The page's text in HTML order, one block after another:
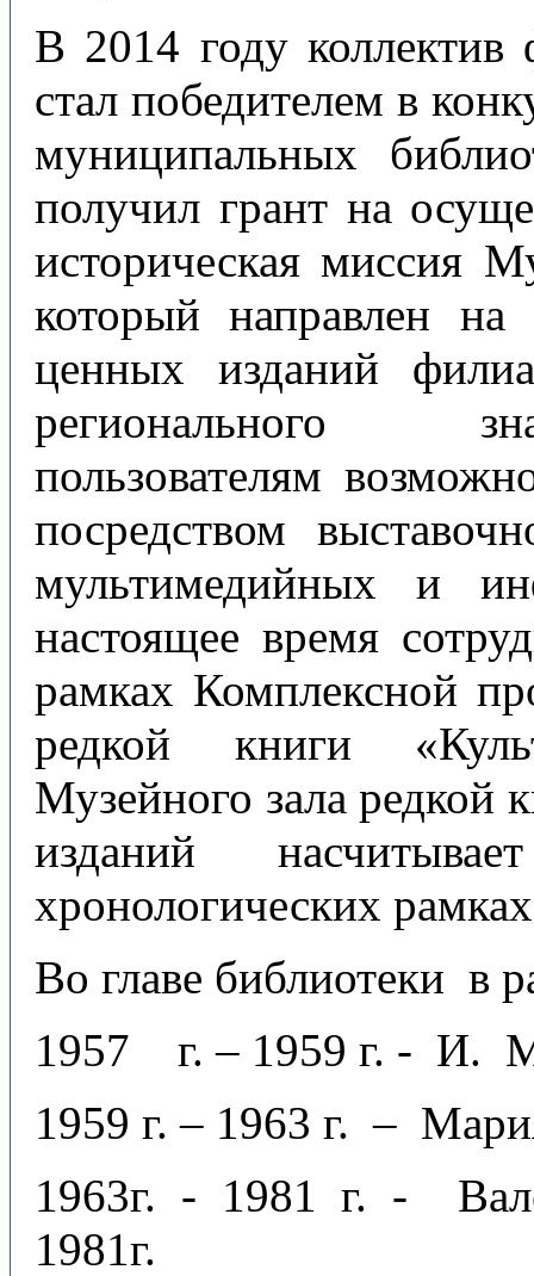
В 2014 году
стал победителем в
муниципальных
получил грант на
историческая миссия
который направлен
ценных изданий
регионального
пользователям
посредством
мультимедийных и
настоящее время
рамках Комплексной
редкой книги
Музейного зала
изданий
хронологических
Во главе библиотеки в
1957 г. – 1959 г. - И.
1959 г. – 1963 г. –
1963г. - 1981 г. -
1981г.